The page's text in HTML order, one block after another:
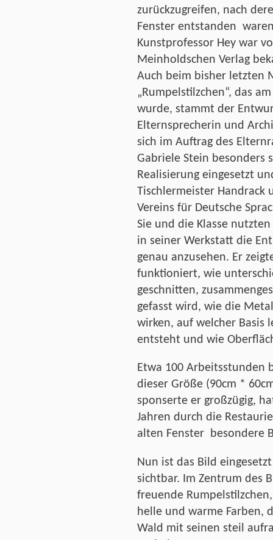
zurückzugreifen, nach
Fenster entstanden
Kunstprofessor Hey war
Meinholdschen Verlag
Auch beim bisher letzten
„Rumpelstilzchen“, das
wurde, stammt der
Elternsprecherin und
sich im Auftrag des
Gabriele Stein besonders
Realisierung eingesetzt
Tischlermeister Handrack
Vereins für Deutsche
Sie und die Klasse
in seiner Werkstatt die
genau anzusehen. Er
funktioniert, wie
geschnitten,
gefasst wird, wie die
wirken, auf welcher Basis
entsteht und wie
Etwa 100 Arbeitsstunden
dieser Größe (90cm *
sponserte er großzügig,
Jahren durch die
alten Fenster besondere
Nun ist das Bild
sichtbar. Im Zentrum des
freuende
helle und warme Farben,
Wald mit seinen steil